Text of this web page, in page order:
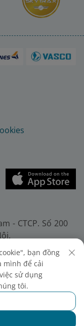
- CTCP. Số 200
Fax: (+84-24)
nghiệp, mã số
lần đầu ngày
thứ 10 ngày
phố Hà Nội.
bạn đồng
mình để cải
sử dụng
tôi.